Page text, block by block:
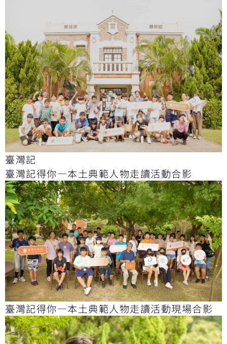
臺灣記
臺灣記得你—本土典範人物走讀活動合影
臺灣記得你—本土典範人物走讀活動現場合影